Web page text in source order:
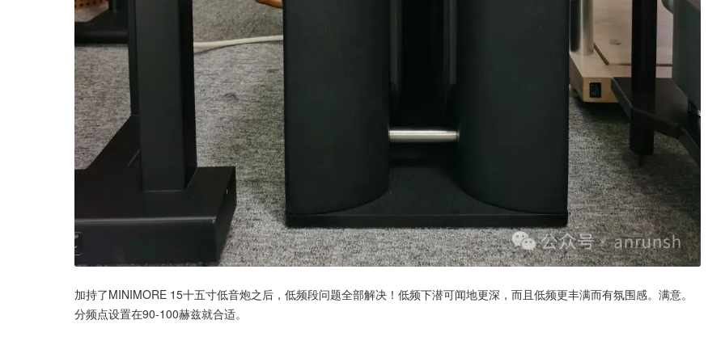
加持了MINIMORE 15十五寸低音炮之后，低频段问题全部解决！低频下潜可闻地更深，而且低频更丰满而有氛围感。满意。
分频点设置在90-100赫兹就合适。